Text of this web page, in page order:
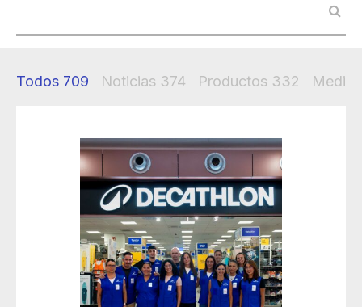
Todos 709 Noticias 374 Productos 332